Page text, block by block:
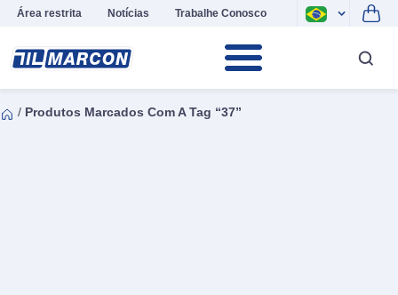
Área restrita Notícias Trabalhe Conosco
/ Produtos Marcados Com A Tag “37”